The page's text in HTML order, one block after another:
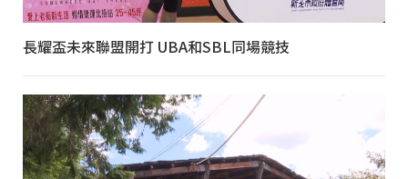
長耀盃未來聯盟開打 UBA和SBL同場競技